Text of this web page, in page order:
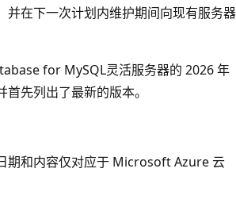
并在下一次计划内维护期间向现有服务器
for MySQL灵活服务器的 2026 年
先列出了最新的版本。
期和内容仅对应于 Microsoft Azure 云